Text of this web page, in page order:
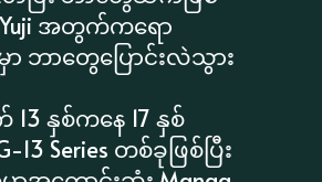
အတွက်ကရော
ဘာတွေပြောင်းလဲသွား
နှစ်ကနေ 17 နှစ်
Series တစ်ခုဖြစ်ပြီး